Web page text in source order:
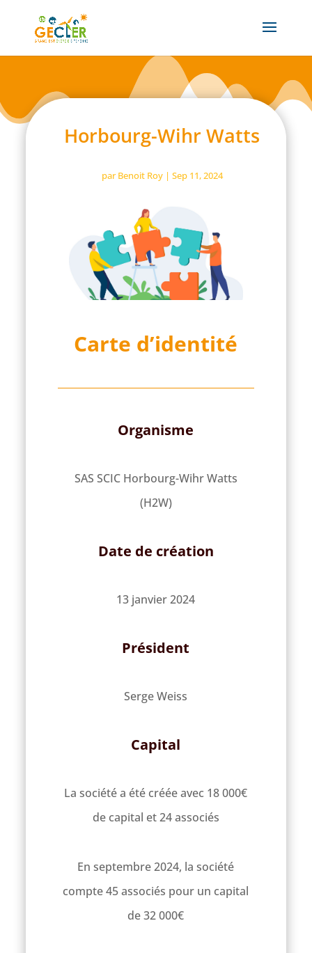
Horbourg-Wihr Watts
parBenoit Roy| Sep 11, 2024
Carte d’identité
Organisme
SAS SCIC Horbourg-Wihr Watts
(H2W)
Date de création
13 janvier 2024
Président
Serge Weiss
Capital
La société a été créée avec 18 000€
de capital et 24 associés
En septembre 2024, la société
compte 45 associés pour un capital
de 32 000€